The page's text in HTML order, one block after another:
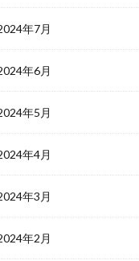
年7月
年6月
年5月
年4月
年3月
年2月